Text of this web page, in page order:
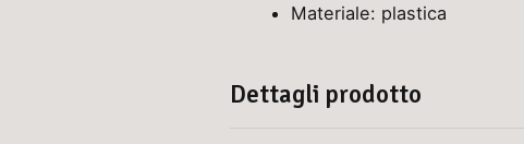
Materiale: plastica
Dettagli prodotto